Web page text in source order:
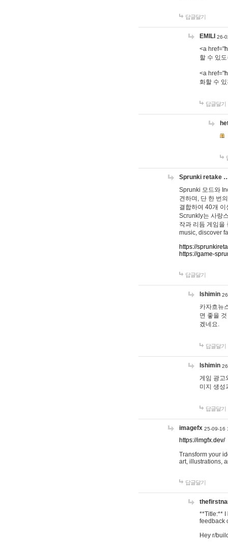
답글달기
EMILI 26-
<a href="
할 수 있
<a href="
화할 수
답글달기
Sprunki retake
Sprunki 모드와
견하며, 단 한 번
결합하여 40개
Scrunkly는 사랑
작과 리듬 게임을
music, discover
https://
https://game-
답글달기
lshimin
카자흐뉴
면 좋을
겠네요.
답글달기
lshimin
게임 광고
미지 생성
답글달기
imagefx 25-09-16
https://imgfx.dev/
Transform your
art, illustrations,
답글달기
**Title:** I
feedback
Hey r/